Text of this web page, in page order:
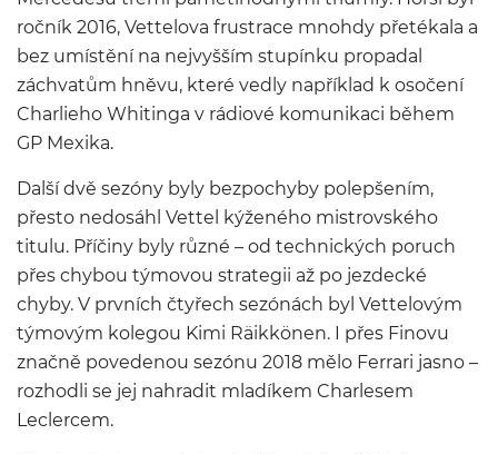
ročník 2016, Vettelova frustrace mnohdy přetékala a
bez umístění na nejvyšším stupínku propadal
záchvatům hněvu, které vedly například k osočení
Charlieho Whitinga v rádiové komunikaci během
GP Mexika.
Další dvě sezóny byly bezpochyby polepšením,
přesto nedosáhl Vettel kýženého mistrovského
titulu. Příčiny byly různé – od technických poruch
přes chybou týmovou strategii až po jezdecké
chyby. V prvních čtyřech sezónách byl Vettelovým
týmovým kolegou Kimi Räikkönen. I přes Finovu
značně povedenou sezónu 2018 mělo Ferrari jasno –
rozhodli se jej nahradit mladíkem Charlesem
Leclercem.